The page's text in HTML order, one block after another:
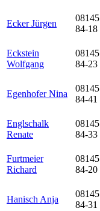
Ecker Jürgen
08145
84-18
Eckstein
Wolfgang
08145
84-23
Egenhofer Nina
08145
84-41
Englschalk
Renate
08145
84-33
Furtmeier
Richard
08145
84-20
Hanisch Anja
08145
84-31